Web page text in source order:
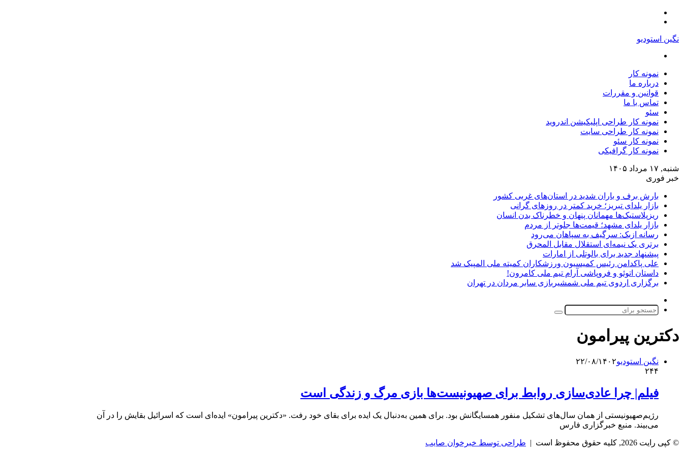
نگین استودیو
نمونه کار
درباره ما
قوانین و مقررات
تماس با ما
سئو
نمونه کار طراحی اپلیکیشن اندروید
نمونه کار طراحی سایت
نمونه کار سئو
نمونه کار گرافیکی
شنبه, ۱۷ مرداد ۱۴۰۵
خبر فوری
بارش برف و باران شدید در استان‌های غربی کشور
بازار یلدای تبریز؛ خرید کمتر در روزهای گرانی
ریزپلاستیک‌ها مهمانان پنهان و خطرناک بدن انسان
بازار یلدای مشهد؛ قیمت‌ها جلوتر از مردم
رسانه ازبک: سرگیف به سپاهان می‌رود
برتری یک نیمه‌ای استقلال مقابل المحرق
پیشنهاد جدید برای بالوتلی از امارات
علی پاکدامن رئیس کمیسیون ورزشکاران کمیته ملی المپیک شد
داستان اتوئو و فروپاشی آرام تیم ملی کامرون!
برگزاری اردوی تیم ملی شمشیربازی سابر مردان در تهران
پوسته
جستجو
دکترین پیرامون
نگین استودیو۲۲/۰۸/۱۴۰۲
۲۴۴
فیلم| چرا عادی‌سازی روابط برای صهیونیست‌ها بازی مرگ و زندگی است
رژیم‌صهیونیستی از همان سال‌های تشکیل منفور همسایگانش بود. برای همین به‌دنبال یک ایده برای بقای خود رفت. «دکترین پیرامون» ایده‌ای است که اسرائیل بقایش را در آن
می‌بیند. منبع خبرگزاری فارس
© کپی رایت 2026, کلیه حقوق محفوظ است |
طراحی توسط خبرخوان صایب